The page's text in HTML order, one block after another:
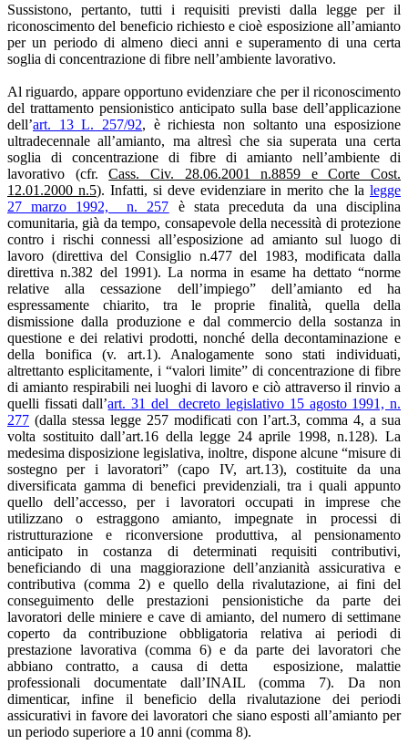
Sussistono, pertanto, tutti i requisiti previsti dalla legge per il
riconoscimento del beneficio richiesto e cioè esposizione all’amianto
per un periodo di almeno dieci anni e superamento di una certa
soglia di concentrazione di fibre nell’ambiente lavorativo.
Al riguardo, appare opportuno evidenziare che per il riconoscimento
del trattamento pensionistico anticipato sulla base dell’applicazione
dell’art. 13 L. 257/92, è richiesta non soltanto una esposizione
ultradecennale all’amianto, ma altresì che sia superata una certa
soglia di concentrazione di fibre di amianto nell’ambiente di
lavorativo (cfr.Cass. Civ. 28.06.2001 n.8859 e Corte Cost.
12.01.2000 n.5). Infatti, si deve evidenziare in merito che lalegge
27 marzo 1992, n. 257 è stata preceduta da una disciplina
comunitaria, già da tempo, consapevole della necessità di protezione
contro i rischi connessi all’esposizione ad amianto sul luogo di
lavoro (direttiva del Consiglio n.477 del 1983, modificata dalla
direttiva n.382 del 1991). La norma in esame ha dettato “norme
relative alla cessazione dell’impiego” dell’amianto ed ha
espressamente chiarito, tra le proprie finalità, quella della
dismissione dalla produzione e dal commercio della sostanza in
questione e dei relativi prodotti, nonché della decontaminazione e
della bonifica (v. art.1). Analogamente sono stati individuati,
altrettanto esplicitamente, i “valori limite” di concentrazione di fibre
di amianto respirabili nei luoghi di lavoro e ciò attraverso il rinvio a
quelli fissati dall’art. 31 del decreto legislativo 15 agosto 1991, n.
277 (dalla stessa legge 257 modificati con l’art.3, comma 4, a sua
volta sostituito dall’art.16 della legge 24 aprile 1998, n.128). La
medesima disposizione legislativa, inoltre, dispone alcune “misure di
sostegno per i lavoratori” (capo IV, art.13), costituite da una
diversificata gamma di benefici previdenziali, tra i quali appunto
quello dell’accesso, per i lavoratori occupati in imprese che
utilizzano o estraggono amianto, impegnate in processi di
ristrutturazione e riconversione produttiva, al pensionamento
anticipato in costanza di determinati requisiti contributivi,
beneficiando di una maggiorazione dell’anzianità assicurativa e
contributiva (comma 2) e quello della rivalutazione, ai fini del
conseguimento delle prestazioni pensionistiche da parte dei
lavoratori delle miniere e cave di amianto, del numero di settimane
coperto da contribuzione obbligatoria relativa ai periodi di
prestazione lavorativa (comma 6) e da parte dei lavoratori che
abbiano contratto, a causa di detta esposizione, malattie
professionali documentate dall’INAIL (comma 7). Da non
dimenticar, infine il beneficio della rivalutazione dei periodi
assicurativi in favore dei lavoratori che siano esposti all’amianto per
un periodo superiore a 10 anni (comma 8).